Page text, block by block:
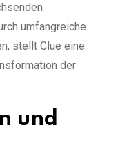
umfangreiche
stellt Clue eine
der
und